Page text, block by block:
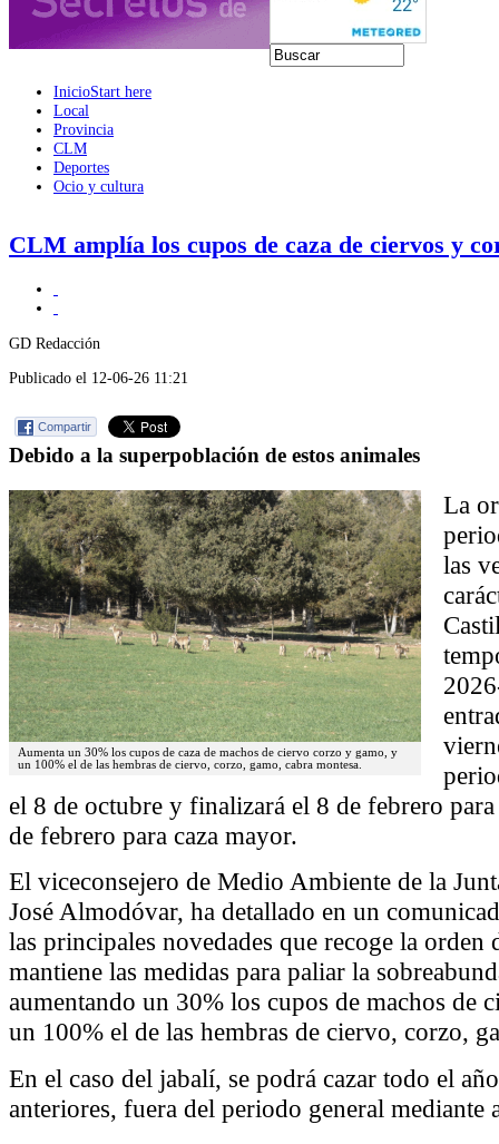
InicioStart here
Local
Provincia
CLM
Deportes
Ocio y cultura
CLM amplía los cupos de caza de ciervos y
GD Redacción
Publicado el 12-06-26 11:21
Compartir
Debido a la superpoblación de estos animales
Aumenta un 30% los cupos de caza de machos de ciervo corzo y gamo, y
un 100% el de las hembras de ciervo, corzo, gamo, cabra montesa.
La
las
el 8 de octubre y finalizará el 8 de febrero
de febrero para caza mayor.
El viceconsejero de Medio Ambiente de la
José Almodóvar, ha detallado en un
las principales novedades que recoge la orden
mantiene las medidas para paliar la
aumentando un 30% los cupos de machos de
un 100% el de las hembras de ciervo, corzo,
En el caso del jabalí, se podrá cazar todo el
anteriores, fuera del periodo general mediante